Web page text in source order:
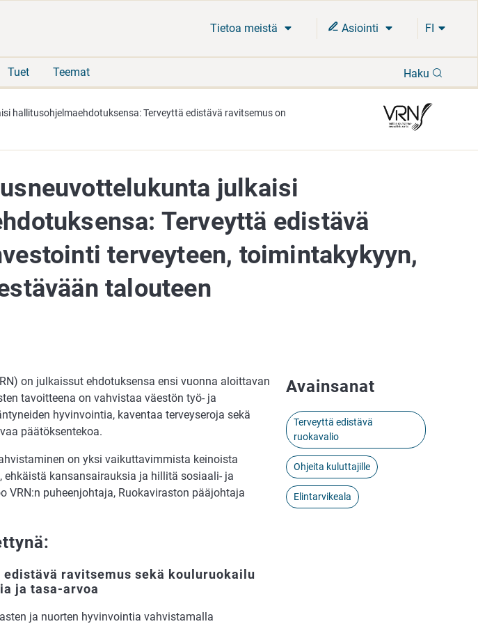
Tietoa meistä Asiointi FI
Tuet Teemat Haku
hallitusohjelmaehdotuksensa: Terveyttä edistävä ravitsemus on
julkaisi
Terveyttä edistävä
terveyteen, toimintakykyyn,
talouteen
on julkaissut ehdotuksensa ensi vuonna aloittavan
tavoitteena on vahvistaa väestön työ- ja
hyvinvointia, kaventaa terveyseroja sekä
päätöksentekoa.
on yksi vaikuttavimmista kei­noista
kansansairauksia ja hil­litä sosiaali- ja
VRN:n puheenjohtaja, Ruokaviraston pääjohtaja
ravitsemus sekä kouluruokailu
ja tasa-arvoa
ja nuorten hyvinvointia vahvistamalla
Avainsanat
Terveyttä edistävä
ruokavalio
Ohjeita kuluttajille
Elintarvikeala